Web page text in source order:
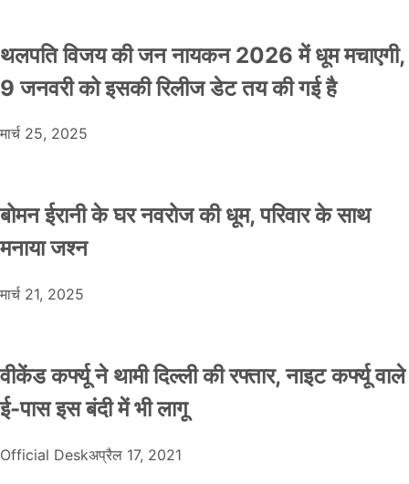
थलपति विजय की जन नायकन 2026 में धूम मचाएगी,
9 जनवरी को इसकी रिलीज डेट तय की गई है
मार्च 25, 2025
बोमन ईरानी के घर नवरोज की धूम, परिवार के साथ
मनाया जश्न
मार्च 21, 2025
वीकेंड कर्फ्यू ने थामी दिल्ली की रफ्तार, नाइट कर्फ्यू वाले
ई-पास इस बंदी में भी लागू
Official Deskअप्रैल 17, 2021